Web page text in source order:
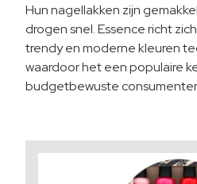
Hun nagellakken zijn
drogen snel. Essence richt
trendy en moderne kleuren
waardoor het een populaire
budgetbewuste